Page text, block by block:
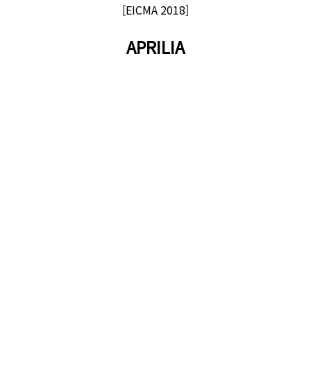
[EICMA 2018]
APRILIA